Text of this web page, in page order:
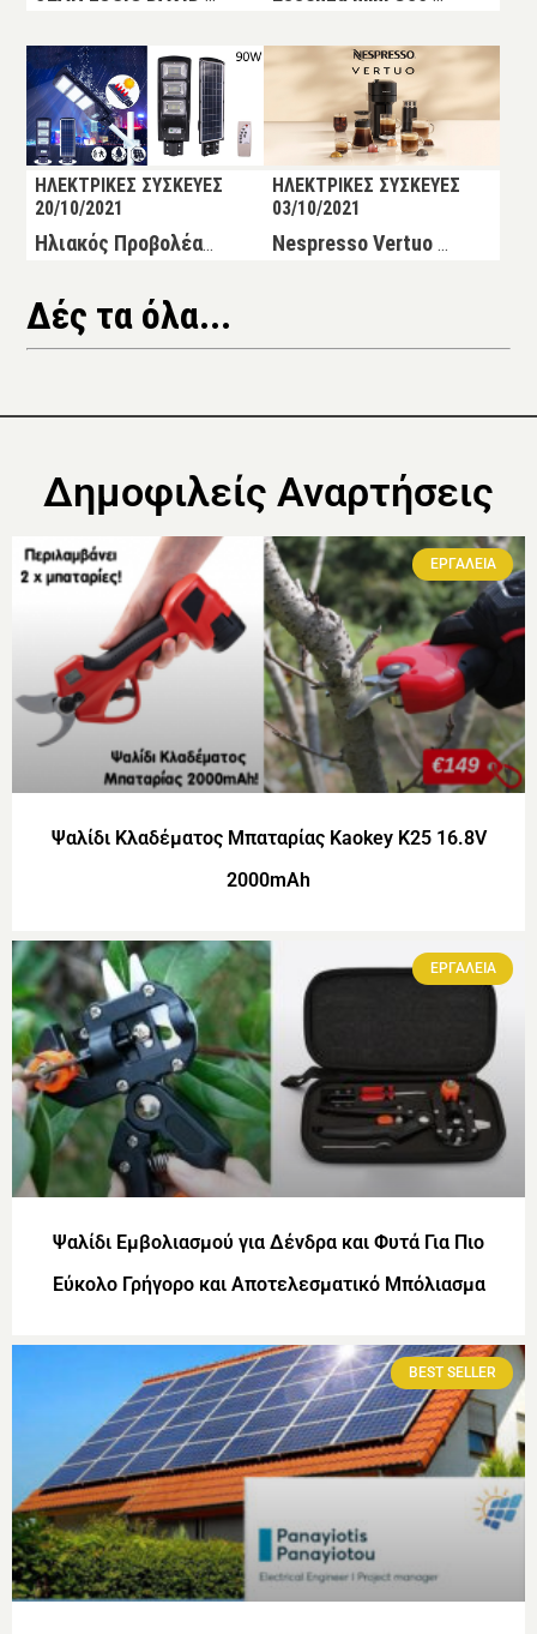
ΗΛΕΚΤΡΙΚΕΣ ΣΥΣΚΕΥΕΣ
20/10/2021
Ηλιακός Προβολέας Δρόμου με Ανιχνευτή Κίνησης 90w Solar Street Light
ΗΛΕΚΤΡΙΚΕΣ ΣΥΣΚΕΥΕΣ
03/10/2021
Nespresso Vertuo Next Coffee Machine by Nespresso Μηχανή Καφέ / Καφετιέρα
Δές τα όλα...
Δημοφιλείς Αναρτήσεις
ΕΡΓΑΛΕΙΑ
Ψαλίδι Κλαδέματος Μπαταρίας Kaokey K25 16.8V
2000mAh
ΕΡΓΑΛΕΙΑ
Ψαλίδι Εμβολιασμού για Δένδρα και Φυτά Για Πιο
Εύκολο Γρήγορο και Αποτελεσματικό Μπόλιασμα
BEST SELLER